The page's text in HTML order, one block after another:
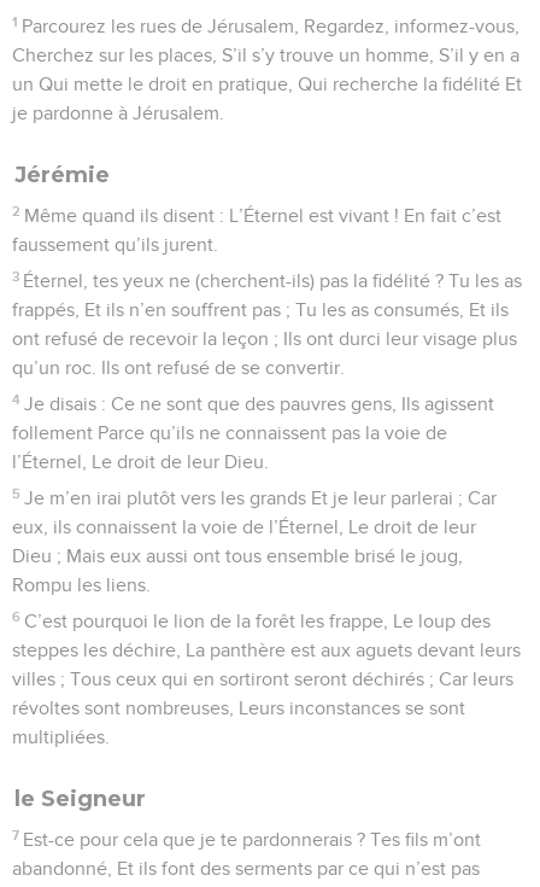
1 Parcourez les rues de Jérusalem, Regardez, informez-vous,
Cherchez sur les places, S’il s’y trouve un homme, S’il y en a
un Qui mette le droit en pratique, Qui recherche la fidélité Et
je pardonne à Jérusalem.
Jérémie
2 Même quand ils disent : L’Éternel est vivant ! En fait c’est
faussement qu’ils jurent.
3 Éternel, tes yeux ne (cherchent-ils) pas la fidélité ? Tu les as
frappés, Et ils n’en souffrent pas ; Tu les as consumés, Et ils
ont refusé de recevoir la leçon ; Ils ont durci leur visage plus
qu’un roc. Ils ont refusé de se convertir.
4 Je disais : Ce ne sont que des pauvres gens, Ils agissent
follement Parce qu’ils ne connaissent pas la voie de
l’Éternel, Le droit de leur Dieu.
5 Je m’en irai plutôt vers les grands Et je leur parlerai ; Car
eux, ils connaissent la voie de l’Éternel, Le droit de leur
Dieu ; Mais eux aussi ont tous ensemble brisé le joug,
Rompu les liens.
6 C’est pourquoi le lion de la forêt les frappe, Le loup des
steppes les déchire, La panthère est aux aguets devant leurs
villes ; Tous ceux qui en sortiront seront déchirés ; Car leurs
révoltes sont nombreuses, Leurs inconstances se sont
multipliées.
le Seigneur
7 Est-ce pour cela que je te pardonnerais ? Tes fils m’ont
abandonné, Et ils font des serments par ce qui n’est pas